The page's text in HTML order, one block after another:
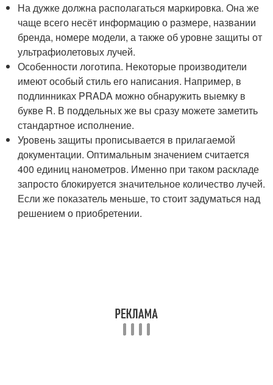
На дужке должна располагаться маркировка. Она же
чаще всего несёт информацию о размере, названии
бренда, номере модели, а также об уровне защиты от
ультрафиолетовых лучей.
Особенности логотипа. Некоторые производители
имеют особый стиль его написания. Например, в
подлинниках PRADA можно обнаружить выемку в
букве R. В поддельных же вы сразу можете заметить
стандартное исполнение.
Уровень защиты прописывается в прилагаемой
документации. Оптимальным значением считается
400 единиц нанометров. Именно при таком раскладе
запросто блокируется значительное количество лучей.
Если же показатель меньше, то стоит задуматься над
решением о приобретении.